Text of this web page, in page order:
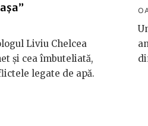
Liviu Chelcea
și cea îmbuteliată,
legate de apă.